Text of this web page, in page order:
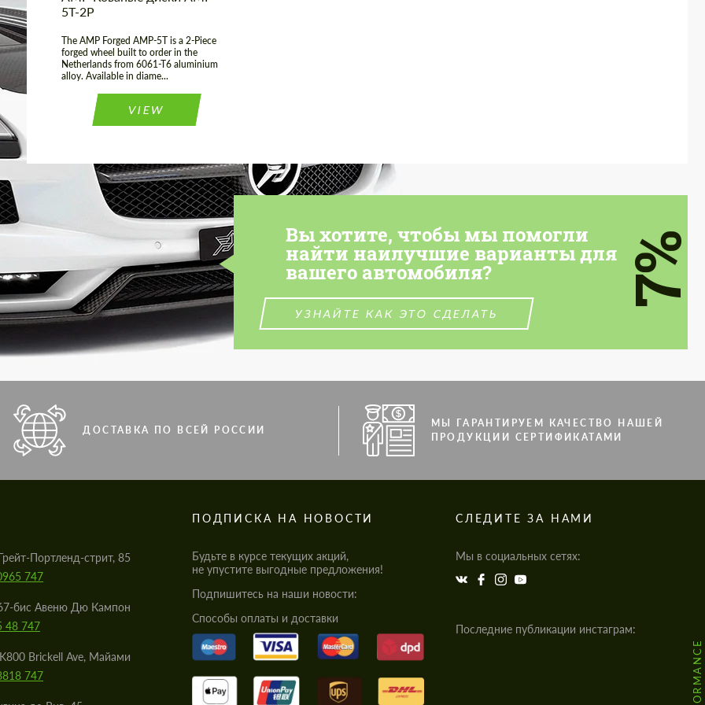
5T-2P
The AMP Forged AMP-5T is a 2-Piece
forged wheel built to order in the
Netherlands from 6061-T6 aluminium
alloy. Available in diame...
VIEW
Вы хотите, чтобы мы помогли
найти наилучшие варианты для
вашего автомобиля?
УЗНАЙТЕ КАК ЭТО СДЕЛАТЬ
7%
ДОСТАВКА ПО ВСЕЙ РОССИИ
МЫ ГАРАНТИРУЕМ КАЧЕСТВО НАШЕЙ
ПРОДУКЦИИ СЕРТИФИКАТАМИ
Портленд-стрит, 85
747
бис Авеню Дю Кампон
48 747
Brickell Ave, Майами
747
ПОДПИСКА НА НОВОСТИ
Будьте в курсе текущих акций,
не упустите выгодные предложения!
Подпишитесь на наши новости:
Cпособы оплаты и доставки
СЛЕДИТЕ ЗА НАМИ
Мы в социальных сетях:
Последние публикации инстаграм: